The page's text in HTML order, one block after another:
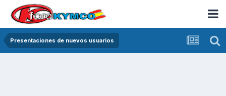
Presentaciones de nuevos usuarios